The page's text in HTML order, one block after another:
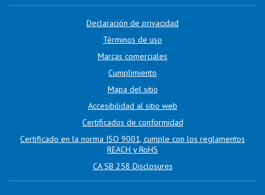
Declaración de privacidad
Términos de uso
Marcas comerciales
Cumplimiento
Mapa del sitio
Accesibilidad al sitio web
Certificados de conformidad
Certificado en la norma ISO 9001, cumple con los reglamentos
REACH y RoHS
CA SB 258 Disclosures